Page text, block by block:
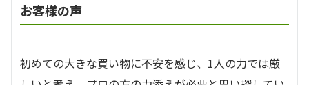
お客様の声
初めての大きな買い物に不安を感じ、1人の力では厳